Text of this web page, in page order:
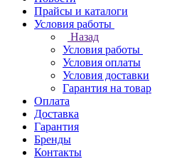
Прайсы и каталоги
Условия работы
Назад
Условия работы
Условия оплаты
Условия доставки
Гарантия на товар
Оплата
Доставка
Гарантия
Бренды
Контакты